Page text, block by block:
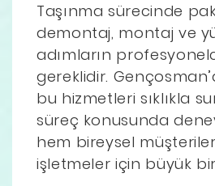
Taşınma sürecinde
demontaj, montaj ve
adımların
gereklidir.
bu hizmetleri sıklıkla
süreç konusunda
hem bireysel
işletmeler için büyük bir